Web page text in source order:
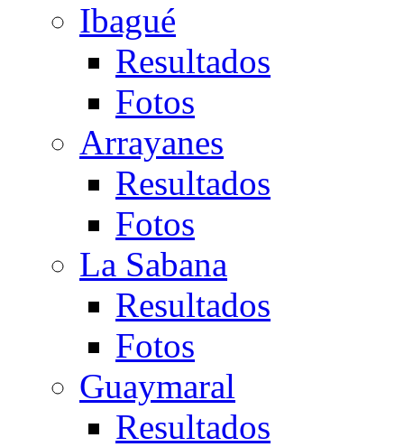
Ibagué
Resultados
Fotos
Arrayanes
Resultados
Fotos
La Sabana
Resultados
Fotos
Guaymaral
Resultados